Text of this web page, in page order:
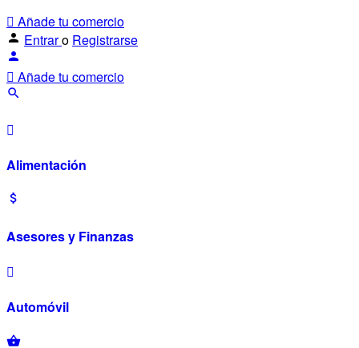
Añade tu comercio
Entraro Registrarse
Añade tu comercio
Alimentación
Asesores y Finanzas
Automóvil